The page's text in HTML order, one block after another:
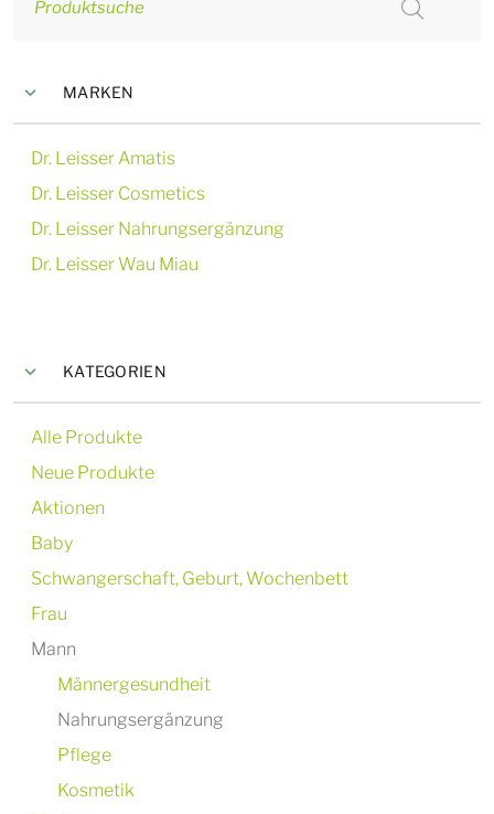
Produktsuche
MARKEN
Dr. Leisser Amatis
Dr. Leisser Cosmetics
Dr. Leisser Nahrungsergänzung
Dr. Leisser Wau Miau
KATEGORIEN
Alle Produkte
Neue Produkte
Aktionen
Baby
Schwangerschaft, Geburt, Wochenbett
Frau
Mann
Männergesundheit
Nahrungsergänzung
Pflege
Kosmetik